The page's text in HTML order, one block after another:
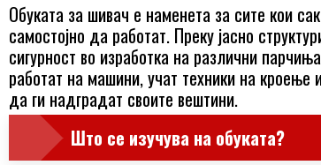
Обуката за шивач е наменета за сите кои
самостојно да работат. Преку јасно
сигурност во изработка на различни
работат на машини, учат техники на
да ги надградат своите вештини.
Што се изучува на обуката?